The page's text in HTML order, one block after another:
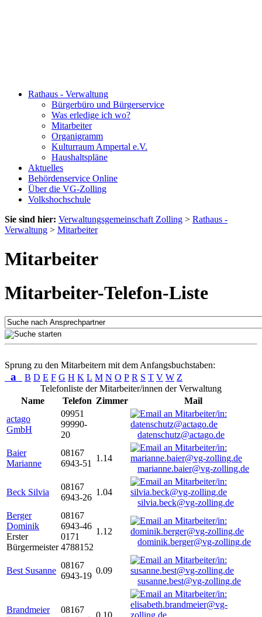
Rathaus - Verwaltung
Bürgerbüro und Bürgerservice
Was erledige ich wo?
Mitarbeiter
Organigramm
Kulturraum Ampertal e.V.
Haushaltspläne
Aktuelles
Behördenservice Online
Über die VG-Zolling
Volkshochschule
Sie sind hier: Verwaltungsgemeinschaft Zolling > Rathaus -
Verwaltung > Mitarbeiter
Mitarbeiter
Mitarbeiter-Telefon-Liste
Sprung zu den Mitarbeitern mit dem Anfangsbuchstaben:
a B D E F G H K L M N O P R S T V W Z
Telefonliste der Mitarbeiter/innen der Verwaltung
Name
Telefon Zimmer
Mail
actago
GmbH
09951
99990-
20
datenschutz@actago.de
Baier
Marianne
08167
6943-51
1.14
marianne.baier@vg-zolling.de
Beck Silvia
08167
6943-26
1.04
silvia.beck@vg-zolling.de
Berger
Dominik
Erster
Bürgermeister
08167
6943-46
0171
4788152
1.12
dominik.berger@vg-zolling.de
Best Susanne
08167
6943-19
0.09
susanne.best@vg-zolling.de
Brandmeier
08167